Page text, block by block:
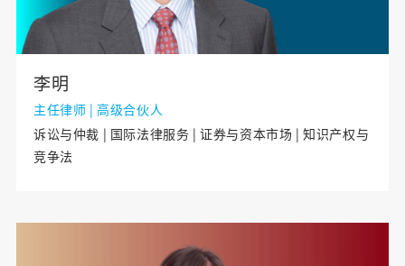
李明
主任律师 | 高级合伙人
诉讼与仲裁 | 国际法律服务 | 证券与资本市场 | 知识产权与
竞争法